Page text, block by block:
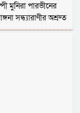
মুনিরা পারভীনের
সন্ধ্যারাণীর অশ্রুত